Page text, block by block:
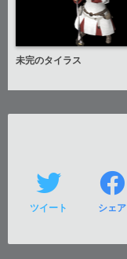
未完のタイラス
ツイート シェア